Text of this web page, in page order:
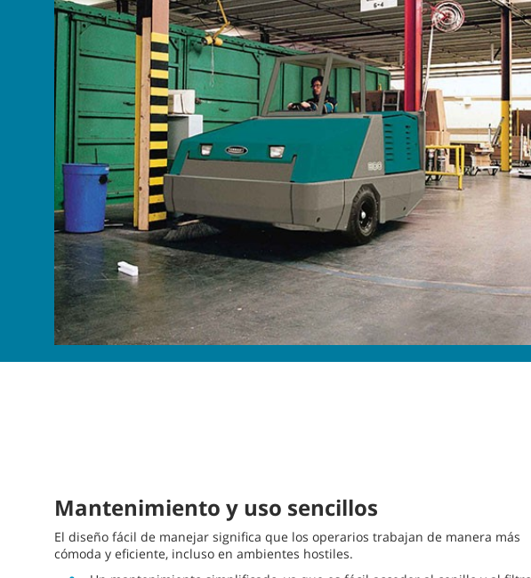
Mantenimiento y uso sencillos
El diseño fácil de manejar significa que los operarios trabajan de manera más
cómoda y eficiente, incluso en ambientes hostiles.